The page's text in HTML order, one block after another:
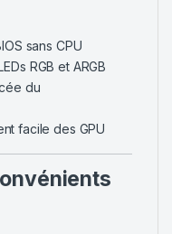
sans CPU
RGB et ARGB
du
facile des GPU